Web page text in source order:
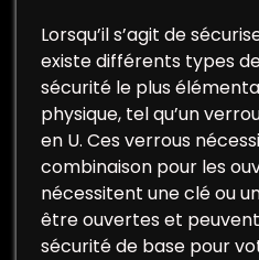
Lorsqu’il s’agit de
existe différents types
sécurité le plus
physique, tel qu’un
en U. Ces verrous
combinaison pour les
nécessitent une clé ou
être ouvertes et
sécurité de base pour